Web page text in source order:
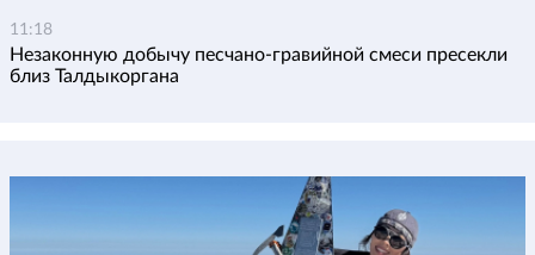
11:18
Незаконную добычу песчано-гравийной смеси пресекли
близ Талдыкоргана